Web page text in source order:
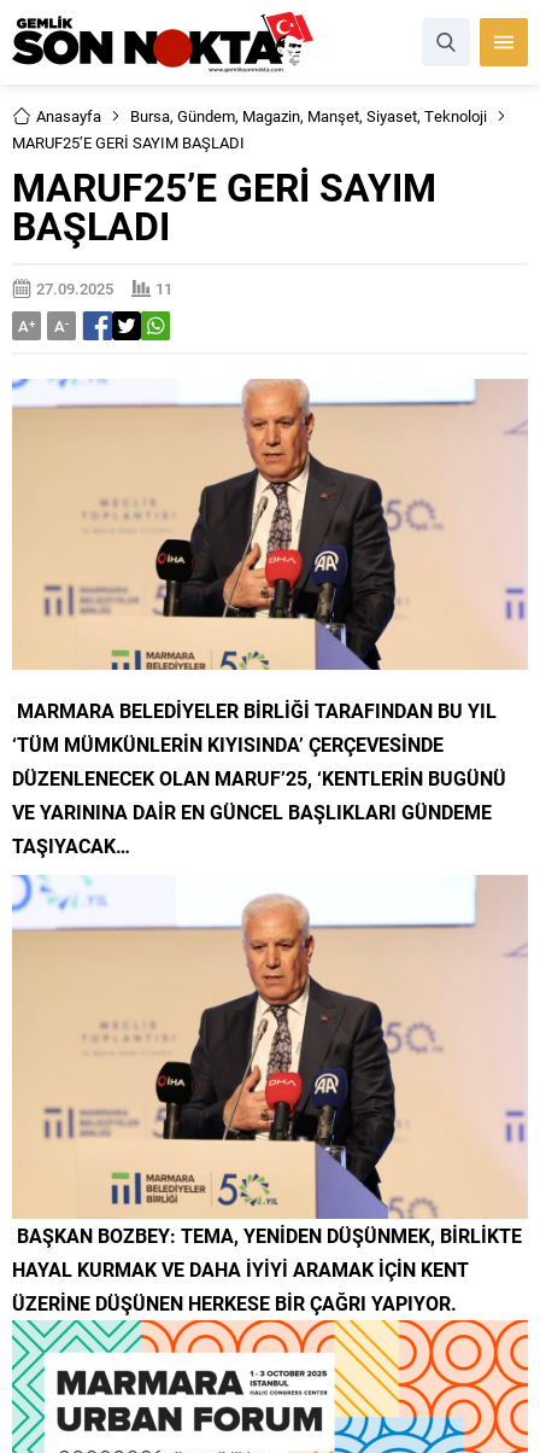
Anasayfa Bursa, Gündem, Magazin, Manşet, Siyaset, Teknoloji
MARUF25’E GERİ SAYIM BAŞLADI
MARUF25’E GERİ SAYIM
BAŞLADI
27.09.2025
11
A+ A-
MARMARA BELEDİYELER BİRLİĞİ TARAFINDAN BU YIL
‘TÜM MÜMKÜNLERİN KIYISINDA’ ÇERÇEVESİNDE
DÜZENLENECEK OLAN MARUF’25, ‘KENTLERİN BUGÜNÜ
VE YARININA DAİR EN GÜNCEL BAŞLIKLARI GÜNDEME
TAŞIYACAK…
BAŞKAN BOZBEY: TEMA, YENİDEN DÜŞÜNMEK, BİRLİKTE
HAYAL KURMAK VE DAHA İYİYİ ARAMAK İÇİN KENT
ÜZERİNE DÜŞÜNEN HERKESE BİR ÇAĞRI YAPIYOR.